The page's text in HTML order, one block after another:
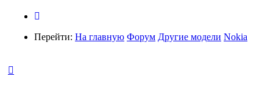
Перейти: На главную Форум Другие модели Nokia